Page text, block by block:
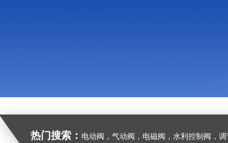
热门搜索： 电动阀，气动阀，电磁阀，水利控制阀，调节